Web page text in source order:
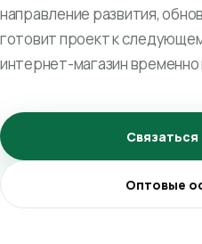
направление развития,
готовит проект к
интернет-магазин
Связаться
Оптовые